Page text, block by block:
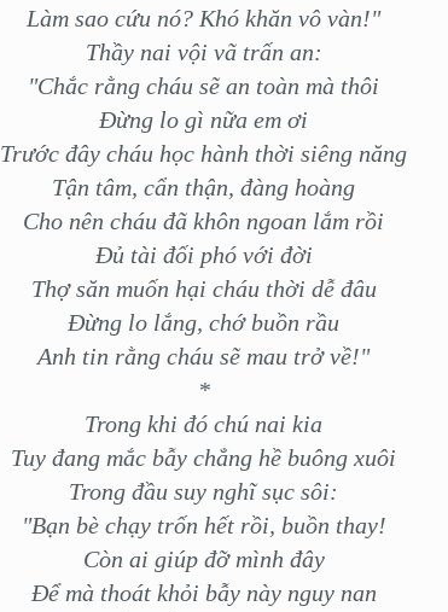
Làm sao cứu nó? Khó khăn vô vàn!"
Thầy nai vội vã trấn an:
"Chắc rằng cháu sẽ an toàn mà thôi
Đừng lo gì nữa em ơi
Trước đây cháu học hành thời siêng năng
Tận tâm, cẩn thận, đàng hoàng
Cho nên cháu đã khôn ngoan lắm rồi
Đủ tài đối phó với đời
Thợ săn muốn hại cháu thời dễ đâu
Đừng lo lắng, chớ buồn rầu
Anh tin rằng cháu sẽ mau trở về!"
*
Trong khi đó chú nai kia
Tuy đang mắc bẫy chẳng hề buông xuôi
Trong đầu suy nghĩ sục sôi:
"Bạn bè chạy trốn hết rồi, buồn thay!
Còn ai giúp đỡ mình đây
Để mà thoát khỏi bẫy này nguy nan